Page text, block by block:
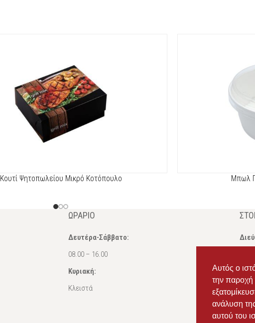
Αυτός ο
την παροχή
ανάλυση
αυτού του
Κουτί Ψητοπωλείου Μικρό Κοτόπουλο Μπωλ
ΩΡΆΡΙΟ
Δευτέρα-Σάββατο:
08.00 – 16.00
Κυριακή:
Κλειστά